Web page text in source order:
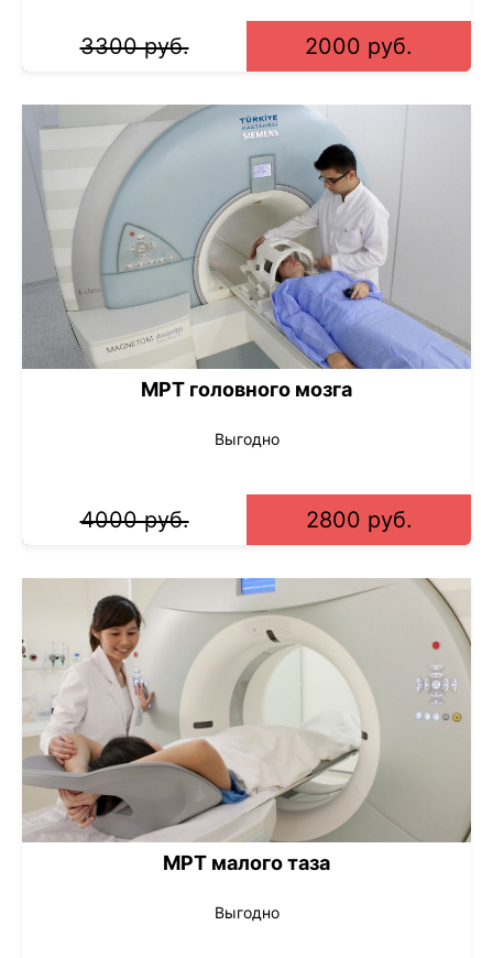
3300 руб. 2000 руб.
МРТ головного мозга
Выгодно
4000 руб. 2800 руб.
МРТ малого таза
Выгодно